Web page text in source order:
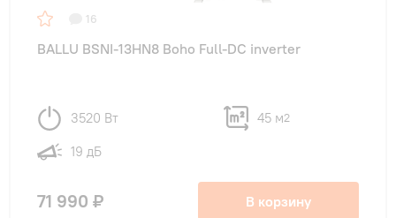
16
BALLU BSNI-13HN8 Boho Full-DC inverter
3520 Вт 45 м2
19 дБ
71 990 ₽ В корзину